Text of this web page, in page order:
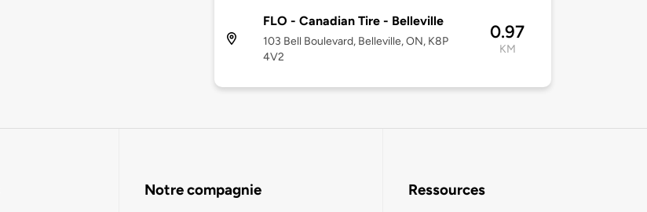
FLO - Canadian Tire - Belleville
103 Bell Boulevard, Belleville, ON, K8P
4V2
0.97
KM
Notre compagnie Ressources